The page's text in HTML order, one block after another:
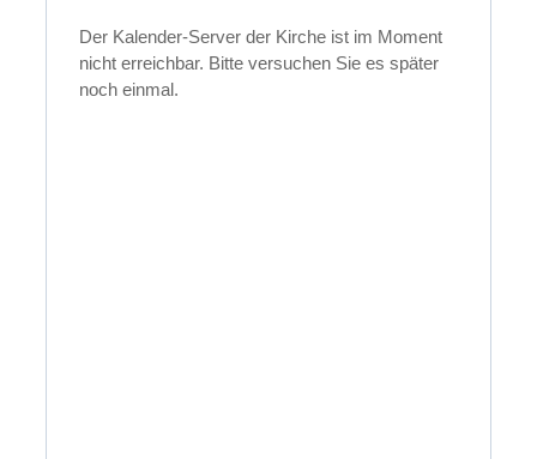
Der Kalender-Server der Kirche ist im Moment
nicht erreichbar. Bitte versuchen Sie es später
noch einmal.